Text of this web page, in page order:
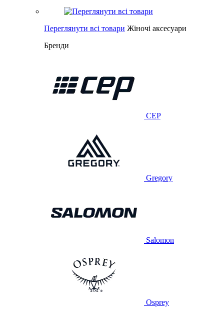
Переглянути всі товари Жіночі аксесуари
Бренди
CEP
Gregory
Salomon
Osprey